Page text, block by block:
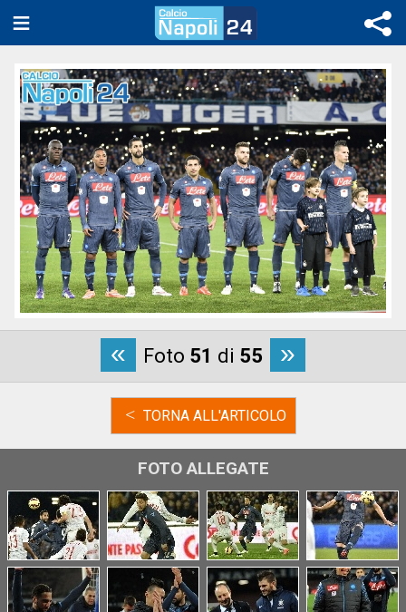
« Foto 51 di 55 »
< TORNA ALL'ARTICOLO
FOTO ALLEGATE